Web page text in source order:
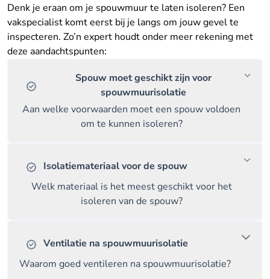
Denk je eraan om je spouwmuur te laten isoleren? Een
vakspecialist komt eerst bij je langs om jouw gevel te
inspecteren. Zo’n expert houdt onder meer rekening met
deze aandachtspunten:
Spouw moet geschikt zijn voor
spouwmuurisolatie
Aan welke voorwaarden moet een spouw voldoen
om te kunnen isoleren?
Isolatiemateriaal voor de spouw
Welk materiaal is het meest geschikt voor het
isoleren van de spouw?
Ventilatie na spouwmuurisolatie
Waarom goed ventileren na spouwmuurisolatie?